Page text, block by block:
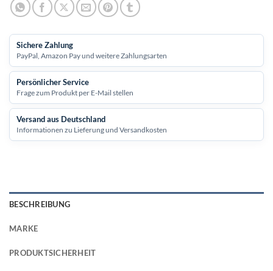
Sichere Zahlung
PayPal, Amazon Pay und weitere Zahlungsarten
Persönlicher Service
Frage zum Produkt per E-Mail stellen
Versand aus Deutschland
Informationen zu Lieferung und Versandkosten
BESCHREIBUNG
MARKE
PRODUKTSICHERHEIT